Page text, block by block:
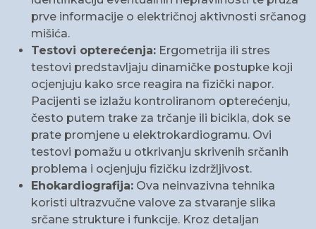
prve informacije o električnoj aktivnosti srčanog
mišića.
Testovi opterećenja: Ergometrija ili stres
testovi predstavljaju dinamičke postupke koji
ocjenjuju kako srce reagira na fizički napor.
Pacijenti se izlažu kontroliranom opterećenju,
često putem trake za trčanje ili bicikla, dok se
prate promjene u elektrokardiogramu. Ovi
testovi pomažu u otkrivanju skrivenih srčanih
problema i ocjenjuju fizičku izdržljivost.
Ehokardiografija: Ova neinvazivna tehnika
koristi ultrazvučne valove za stvaranje slika
srčane strukture i funkcije. Kroz detaljan